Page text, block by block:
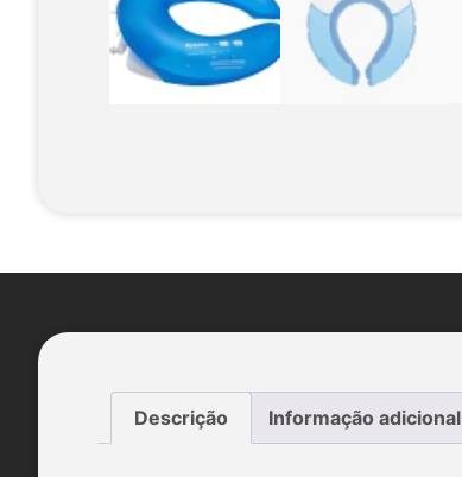
Descrição Informação adicional